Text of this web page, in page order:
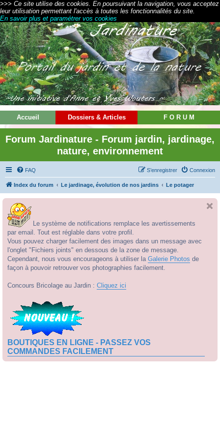
>>> Ce site utilise des cookies. En poursuivant la navigation, vous acceptez
leur utilisation permettant l'accès à toutes les fonctionnalités du site.
En savoir plus et paramétrer vos cookies
Accueil Dossiers & Articles F O R U M
Forum Jardinature - Forum jardin, jardinage,
nature, environnement
FAQ Connexion
S’enregistrer
Index du forum Le jardinage, évolution de nos jardins Le potager
Le système de notifications remplace les avertissements
par email. Tout est réglable dans votre profil.
Vous pouvez charger facilement des images dans un message avec
l'onglet "Fichiers joints" en dessous de la zone de message.
Cependant, nous vous encourageons à utiliser la Galerie Photos de
façon à pouvoir retrouver vos photographies facilement.
Concours Bricolage au Jardin : Cliquez ici
BOUTIQUES EN LIGNE - PASSEZ VOS
COMMANDES FACILEMENT